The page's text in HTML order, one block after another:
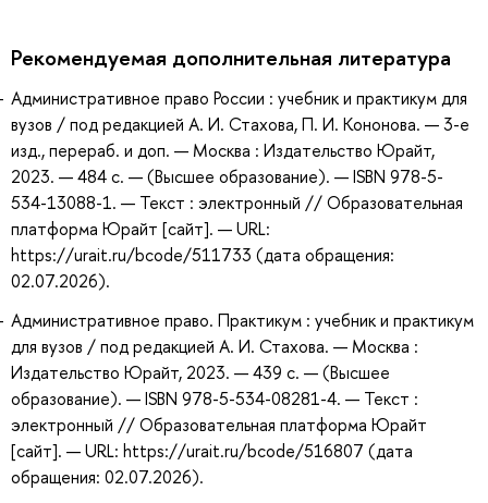
Рекомендуемая дополнительная литература
Административное право России : учебник и практикум для
вузов / под редакцией А. И. Стахова, П. И. Кононова. — 3-е
изд., перераб. и доп. — Москва : Издательство Юрайт,
2023. — 484 с. — (Высшее образование). — ISBN 978-5-
534-13088-1. — Текст : электронный // Образовательная
платформа Юрайт [сайт]. — URL:
https://urait.ru/bcode/511733 (дата обращения:
02.07.2026).
Административное право. Практикум : учебник и практикум
для вузов / под редакцией А. И. Стахова. — Москва :
Издательство Юрайт, 2023. — 439 с. — (Высшее
образование). — ISBN 978-5-534-08281-4. — Текст :
электронный // Образовательная платформа Юрайт
[сайт]. — URL: https://urait.ru/bcode/516807 (дата
обращения: 02.07.2026).